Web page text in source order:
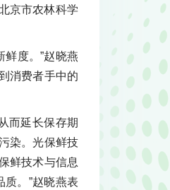
京市农林科学
度。”赵晓燕
消费者手中的
而延长保存期
染。光保鲜技
鲜技术与信息
。”赵晓燕表